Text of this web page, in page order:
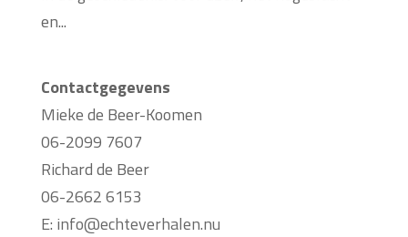
en...
Contactgegevens
Mieke de Beer-Koomen
06-2099 7607
Richard de Beer
06-2662 6153
E: info@echteverhalen.nu